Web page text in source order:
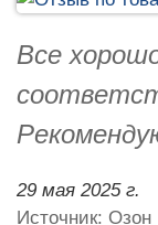
Все
29 мая 2025 г.
Источник: Озон